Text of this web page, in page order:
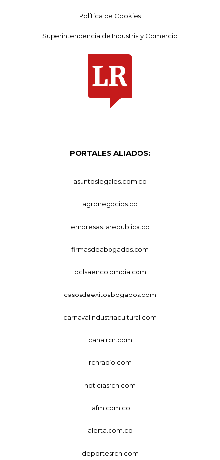
Política de Cookies
Superintendencia de Industria y Comercio
PORTALES ALIADOS:
asuntoslegales.com.co
agronegocios.co
empresas.larepublica.co
firmasdeabogados.com
bolsaencolombia.com
casosdeexitoabogados.com
carnavalindustriacultural.com
canalrcn.com
rcnradio.com
noticiasrcn.com
lafm.com.co
alerta.com.co
deportesrcn.com